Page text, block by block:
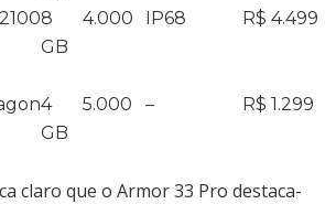
8
GB
4.000 IP68 R$ 4.499
4
GB
5.000 – R$ 1.299
claro que o Armor 33 Pro destaca-